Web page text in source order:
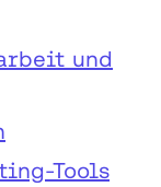
und
Tools